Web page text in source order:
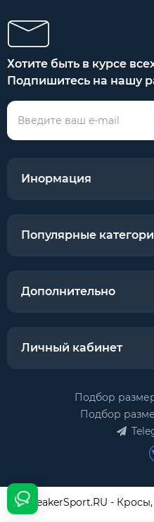
Хотите быть в курсе
Подпишитесь на нашу
Инормация
Популярные
Дополнительно
Личный кабинет
Подбор
Подбор
USneakerSport.RU -